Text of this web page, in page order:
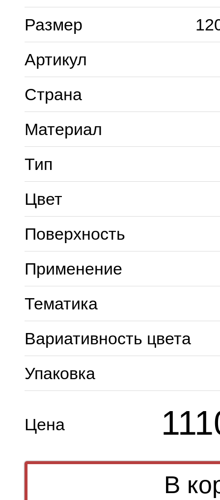
Размер
Артикул
Страна
Материал
Тип
Цвет
Поверхность
Применение
Тематика
Вариативность цвета
Упаковка
Цена